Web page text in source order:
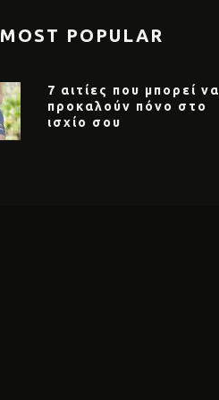
MOST POPULAR
7 αιτίες που μπορεί να
προκαλούν πόνο στο
ισχίο σου